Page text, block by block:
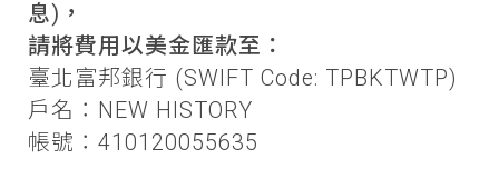
息)，
請將費用以美金匯款至：
臺北富邦銀行 (SWIFT Code: TPBKTWTP)
戶名：NEW HISTORY
帳號：410120055635